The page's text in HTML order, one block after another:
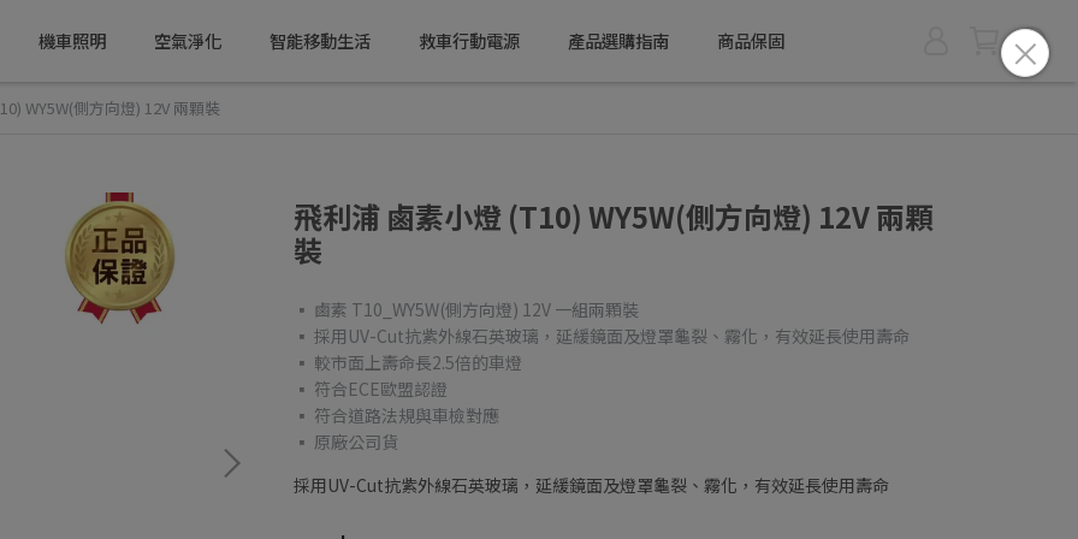
機車照明 空氣淨化 智能移動生活 救車行動電源 產品選購指南 商品保固
WY5W(側方向燈) 12V 兩顆裝
飛利浦 鹵素小燈 (T10) WY5W(側方向燈) 12V 兩顆
裝
▪ 鹵素 T10_WY5W(側方向燈) 12V 一組兩顆裝
▪ 採用UV-Cut抗紫外線石英玻璃，延緩鏡面及燈罩龜裂、霧化，有效延長使用壽命
▪ 較市面上壽命長2.5倍的車燈
▪ 符合ECE歐盟認證
▪ 符合道路法規與車檢對應
▪ 原廠公司貨
採用UV-Cut抗紫外線石英玻璃，延緩鏡面及燈罩龜裂、霧化，有效延長使用壽命